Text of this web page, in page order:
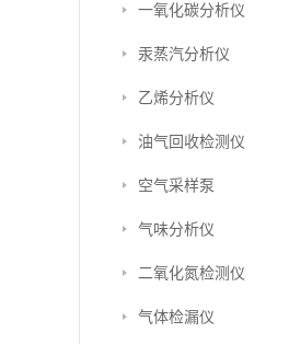
一氧化碳分析仪
汞蒸汽分析仪
乙烯分析仪
油气回收检测仪
空气采样泵
气味分析仪
二氧化氮检测仪
气体检漏仪